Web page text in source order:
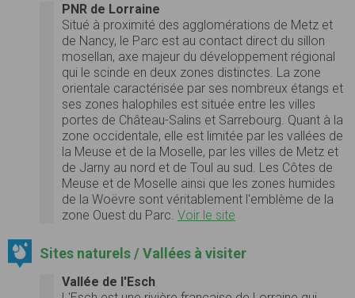
PNR de Lorraine
Situé à proximité des agglomérations de Metz et
de Nancy, le Parc est au contact direct du sillon
mosellan, axe majeur du développement régional
qui le scinde en deux zones distinctes. La zone
orientale caractérisée par ses nombreux étangs et
ses zones halophiles est située entre les villes
portes de Château-Salins et Sarrebourg. Quant à la
zone occidentale, elle est limitée par les vallées de
la Meuse et de la Moselle, par les villes de Metz et
de Jarny au nord et de Toul au sud. Les Côtes de
Meuse et de Moselle ainsi que les zones humides
de la Woëvre sont véritablement l'emblème de la
zone Ouest du Parc. Voir le site
Sites naturels / Vallées à visiter
Vallée de l'Esch